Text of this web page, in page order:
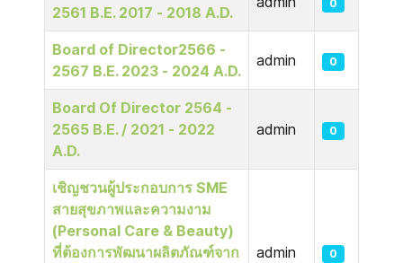
2561 B.E. 2017 - 2018 A.D.
0
Board of Director2566 -
2567 B.E. 2023 - 2024 A.D.
admin 0
Board Of Director 2564 -
2565 B.E. / 2021 - 2022
A.D.
admin 0
เชิญชวนผู้ประกอบการ SME
สายสุขภาพและความงาม
(Personal Care & Beauty)
ที่ต้องการพัฒนาผลิตภัณฑ์จาก
admin 0